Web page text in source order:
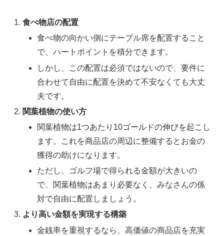
食べ物店の配置
食べ物の向かい側にテーブル席を配置すること
で、ハートポイントを積分できます。
しかし、この配置は必須ではないので、要件に
合わせて自由に配置を決めて不安なくても大丈
夫です。
関葉植物の使い方
関葉植物は1つあたり10ゴールドの伸びを起こし
ます。これを商品店の周辺に整備するとお金の
獲得の助けになります。
ただし、ゴルフ場で得られる金額が大きいの
で、関葉植物はあまり必要なく、みなさんの係
対で自由に配置しましょう。
より高い金額を実現する構築
金銭率を重視するなら、高価値の商品店を充実